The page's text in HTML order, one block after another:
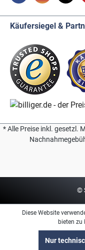
Käufersiegel &
* Alle Preise inkl. gesetzl.
©
Diese Website
bieten zu
Nur